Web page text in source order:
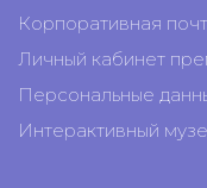
Корпоративная
Личный кабинет
Персональные
Интерактивный